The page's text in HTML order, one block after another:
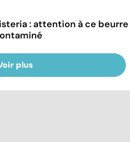
: attention à ce beurre
plus